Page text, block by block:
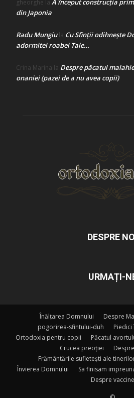
gheorghe la A început construcţia
din Japonia
Radu Mungiula Cu Sfinții odihnește
adormitei roabei Tale…
Crina Marina la Despre păcatul
onaniei (pazei de a nu avea copii)
DESPRE
URMAȚI-
Înălțarea Domnului
Despre
pogorirea-sfintului-duh
Ortodoxia pentru copii
Păcatul
Crucea preoției
Frământările sufletești ale
Învierea Domnului
Sa finisam
Despre vaccine